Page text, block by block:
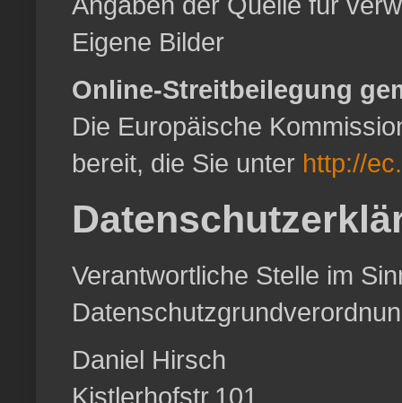
Eigene Bilder
Online-Streitbeilegung
Die Europäische
bereit, die Sie unter http://
Verantwortliche Stelle im
Daniel Hirsch
Kistlerhofstr.101